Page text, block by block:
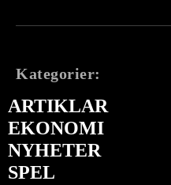
Kategorier:
ARTIKLAR
EKONOMI
NYHETER
SPEL